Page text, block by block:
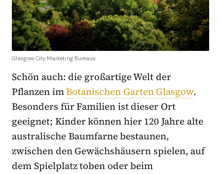
Glasgow City Marketing Bureaus
Schön auch: die großartige Welt der
Pflanzen imBotanischen Garten Glasgow.
Besonders für Familien ist dieser Ort
geeignet; Kinder können hier 120 Jahre alte
australische Baumfarne bestaunen,
zwischen den Gewächshäusern spielen, auf
dem Spielplatz toben oder beim